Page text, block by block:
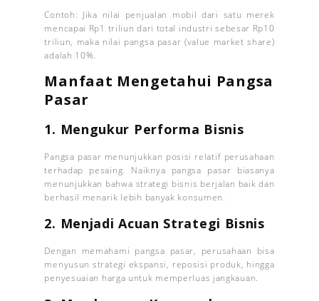
Contoh: Jika nilai penjualan mobil dari satu merek
mencapai Rp1 triliun dari total industri sebesar Rp10
triliun, maka nilai pangsa pasar (value market share)
adalah 10%.
Manfaat Mengetahui Pangsa
Pasar
1. Mengukur Performa Bisnis
Pangsa pasar menunjukkan posisi relatif perusahaan
terhadap pesaing. Naiknya pangsa pasar biasanya
menunjukkan bahwa strategi bisnis berjalan baik dan
berhasil menarik lebih banyak konsumen.
2. Menjadi Acuan Strategi Bisnis
Dengan memahami pangsa pasar, perusahaan bisa
menyusun strategi ekspansi, reposisi produk, hingga
penyesuaian harga untuk memperluas jangkauan.